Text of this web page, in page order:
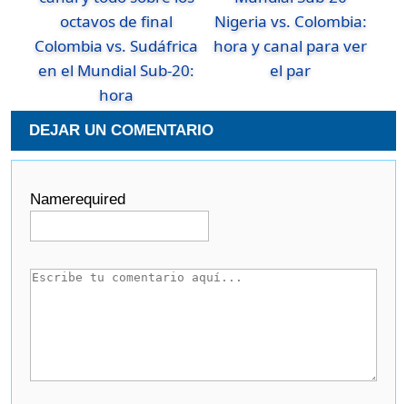
Colombia vs. Sudáfrica
en el Mundial Sub-20:
hora
Nigeria vs. Colombia:
hora y canal para ver
el par
DEJAR UN COMENTARIO
Namerequired